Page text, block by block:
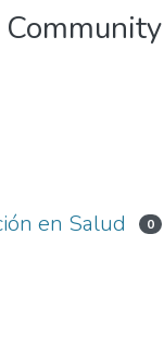
en Salud 0